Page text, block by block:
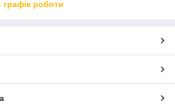
графік роботи